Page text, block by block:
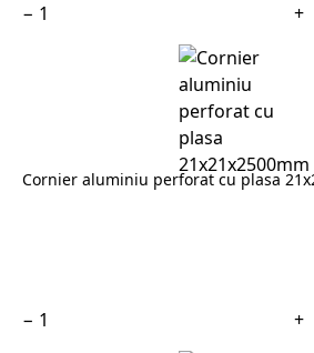
− +
Cornier aluminiu perforat cu plasa
− +